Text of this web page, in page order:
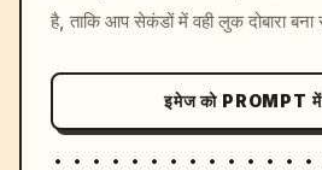
है, ताकि आप सेकंडों में वही लुक दोबारा
इमेज को PROMPT